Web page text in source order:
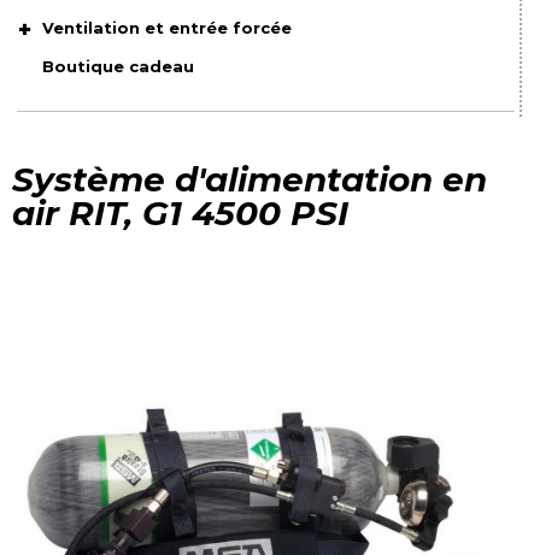
Ventilation et entrée forcée
Boutique cadeau
Système d'alimentation en
air RIT, G1 4500 PSI